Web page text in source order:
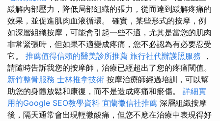
緩解內部壓力，降低局部組織的張力，從而達到緩解疼痛的
效果，並促進肌肉血液循環。 確實，某些形式的按摩，例
如深層組織按摩，可能會引起一些不適，尤其是當您的肌肉
非常緊張時，但如果不適變成疼痛，您不必認為有必要忍受
它。 推薦值得信賴的醫美診所推薦 旅行社代辦護照服務 ，
請隨時告訴我您的按摩師，治療已經超出了您的疼痛閾值。
新竹整骨服務 士林推拿技術 按摩治療師經過培訓，可以幫
助您的身體放鬆和康復，而不是造成疼痛和瘀傷。 詳細實
用的Google SEO教學資料 宜蘭徵信社推薦 深層組織按摩
後，隔天通常會出現輕微酸痛，但您不應在治療中表現得好